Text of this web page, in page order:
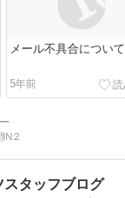
メール不具合について
5年前
IN:2
スタッフブログ